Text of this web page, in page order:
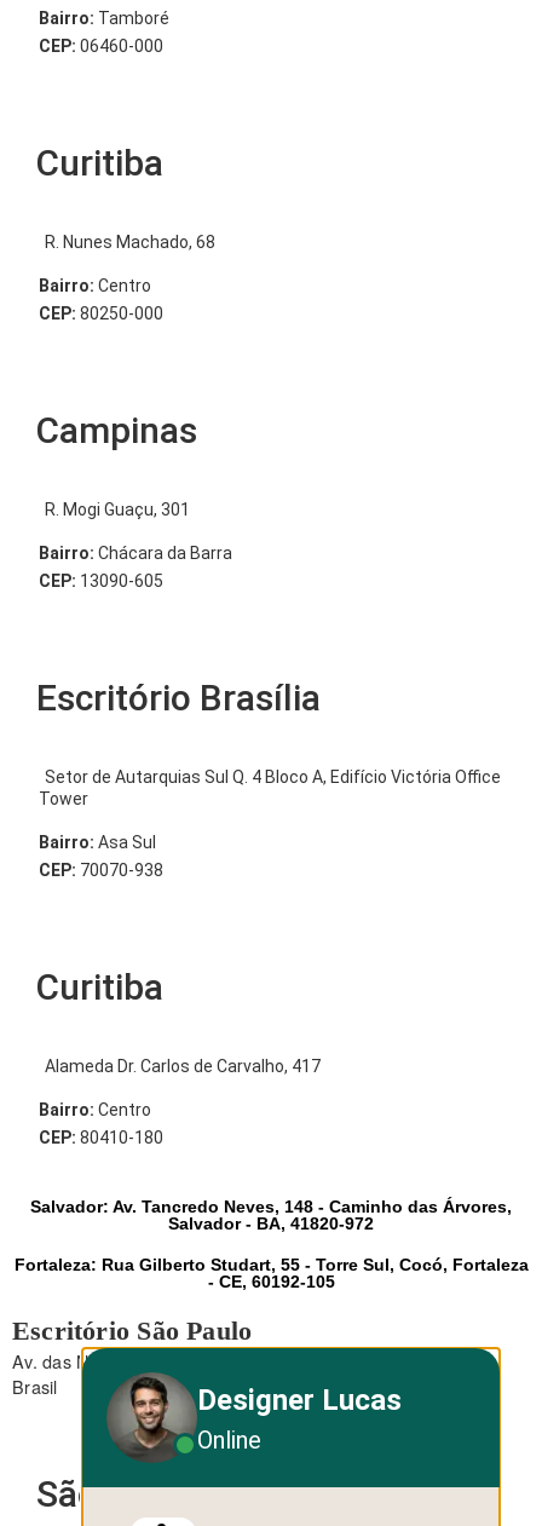
Bairro: Tamboré
CEP: 06460-000
Curitiba
R. Nunes Machado, 68
Bairro: Centro
CEP: 80250-000
Campinas
R. Mogi Guaçu, 301
Bairro: Chácara da Barra
CEP: 13090-605
Escritório Brasília
Setor de Autarquias Sul Q. 4 Bloco A, Edifício Victória Office
Tower
Bairro: Asa Sul
CEP: 70070-938
Curitiba
Alameda Dr. Carlos de Carvalho, 417
Bairro: Centro
CEP: 80410-180
Salvador: Av. Tancredo Neves, 148 - Caminho das Árvores,
Salvador - BA, 41820-972
Fortaleza: Rua Gilberto Studart, 55 - Torre Sul, Cocó, Fortaleza
- CE, 60192-105
Escritório São Paulo
Av. das Nações Unidas, 12.495 - Brooklin - São Paulo - SP -
Brasil
São Paulo
Designer Lucas
Online